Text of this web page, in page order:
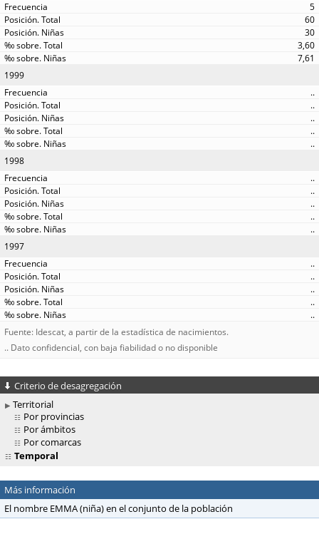
5
60
30
3,60
7,61
1999
..
..
..
..
..
1998
..
..
..
..
..
1997
..
..
..
..
..
Fuente: Idescat, a partir de la estadística de nacimientos.
.. Dato confidencial, con baja fiabilidad o no disponible
Criterio de desagregación
Territorial
Por provincias
Por ámbitos
Por comarcas
Temporal
Más información
El nombre EMMA (niña) en el conjunto de la población